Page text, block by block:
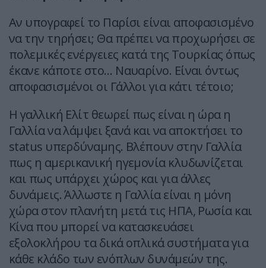
Αν υπογραφεί το Παρίσι είναι αποφασισμένο
να την τηρήσει; Θα πρέπει να προχωρήσει σε
πολεμικές ενέργειες κατά της Τουρκίας όπως
έκανε κάποτε στο… Ναυαρίνο. Είναι όντως
αποφασισμένοι οι Γάλλοι για κάτι τέτοιο;
Η γαλλική Ελίτ θεωρεί πως είναι η ώρα η
Γαλλία να λάμψει ξανά και να αποκτήσει το
status υπερδύναμης. Βλέπουν στην Γαλλία
πως η αμερικανική ηγεμονία κλυδωνίζεται
και πως υπάρχει χώρος και για άλλες
δυνάμεις. Άλλωστε η Γαλλία είναι η μόνη
χώρα στον πλανήτη μετά τις ΗΠΑ, Ρωσία και
Κίνα που μπορεί να κατασκευάσει
εξολοκλήρου τα δικά οπλικά συστήματα για
κάθε κλάδο των ενόπλων δυνάμεών της.